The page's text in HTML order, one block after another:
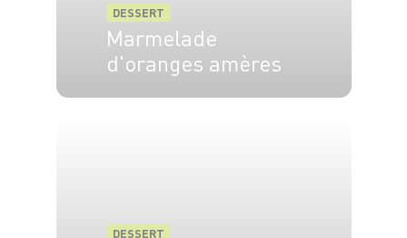
DESSERT
Marmelade
d'oranges amères
DESSERT